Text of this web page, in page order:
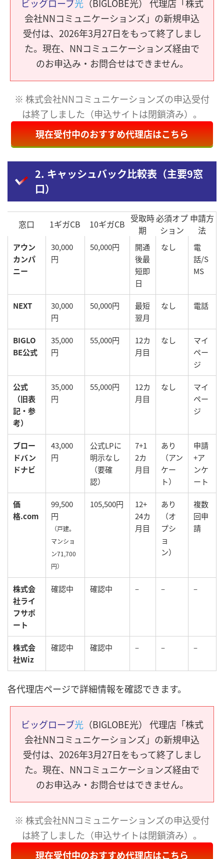
ビッグローブ光（BIGLOBE光） 代理店「株式
会社NNコミュニケーションズ」の新規申込
受付は、2026年3月27日をもって終了しまし
た。現在、NNコミュニケーションズ経由で
のお申込み・お問合せはできません。
※ 株式会社NNコミュニケーションズの申込受付
は終了しました（申込サイトは閉鎖済み）。
現在受付中のおすすめ代理店はこちら
2. キャッシュバック比較表（主要9窓
口）
窓口 1ギガCB 10ギガCB 受取時
期
必須オプ
ション
申請方
法
アウン
カンパ
ニー
30,000
円
50,000円
開通
後最
短即
日
なし
電
話/S
MS
NEXT
30,000
円
50,000円
最短
翌月
なし 電話
BIGLO
BE公式
35,000
円
55,000円
12カ
月目
なし
マイ
ペー
ジ
公式
（旧表
記・参
考）
35,000
円
55,000円
12カ
月目
なし
マイ
ペー
ジ
ブロー
ドバン
ドナビ
43,000
円
公式LPに
明示なし
（要確
認）
7+1
2カ
月目
あり
（アン
ケー
ト）
申請
+ア
ンケ
ート
価
格.com
99,500
円
（戸建。
マンショ
ン71,700
円）
105,500円
12+
24カ
月目
あり
（オ
プシ
ョ
ン）
複数
回申
請
株式会
社ライ
フサポ
ート
確認中 確認中 – – –
株式会
社Wiz
確認中 確認中 – – –
各代理店ページで詳細情報を確認できます。
ビッグローブ光（BIGLOBE光） 代理店「株式
会社NNコミュニケーションズ」の新規申込
受付は、2026年3月27日をもって終了しまし
た。現在、NNコミュニケーションズ経由で
のお申込み・お問合せはできません。
※ 株式会社NNコミュニケーションズの申込受付
は終了しました（申込サイトは閉鎖済み）。
現在受付中のおすすめ代理店はこちら